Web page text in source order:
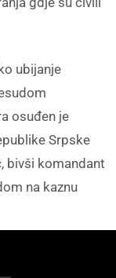
ubijanje
osuđen je
Srpske
bivši komandant
na kaznu